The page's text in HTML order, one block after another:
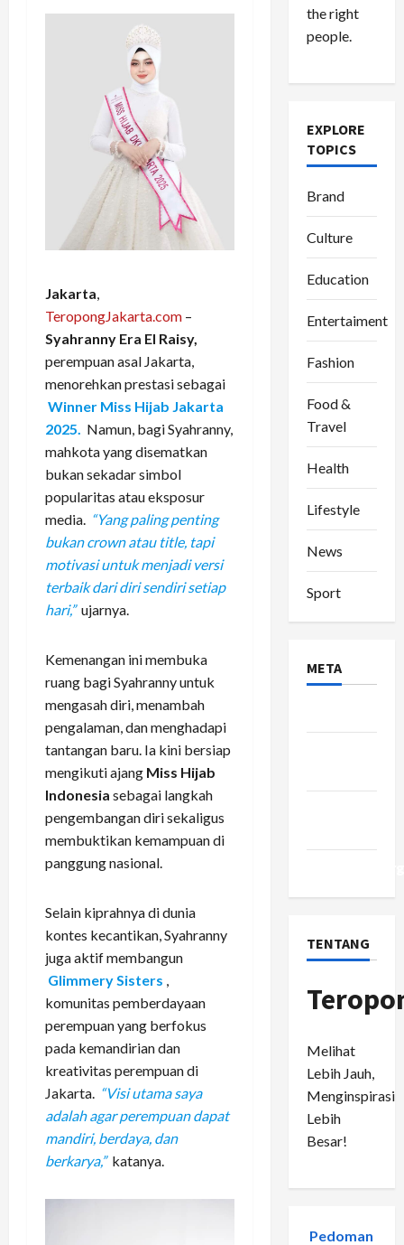
Jakarta,
TeropongJakarta.com –
Syahranny Era El Raisy,
perempuan asal Jakarta,
menorehkan prestasi sebagai
Winner Miss Hijab Jakarta
2025. Namun, bagi Syahranny,
mahkota yang disematkan
bukan sekadar simbol
popularitas atau eksposur
media. “Yang paling penting
bukan crown atau title, tapi
motivasi untuk menjadi versi
terbaik dari diri sendiri setiap
hari,” ujarnya.
Kemenangan ini membuka
ruang bagi Syahranny untuk
mengasah diri, menambah
pengalaman, dan menghadapi
tantangan baru. Ia kini bersiap
mengikuti ajang Miss Hijab
Indonesia sebagai langkah
pengembangan diri sekaligus
membuktikan kemampuan di
panggung nasional.
Selain kiprahnya di dunia
kontes kecantikan, Syahranny
juga aktif membangun
Glimmery Sisters ,
komunitas pemberdayaan
perempuan yang berfokus
pada kemandirian dan
kreativitas perempuan di
Jakarta. “Visi utama saya
adalah agar perempuan dapat
mandiri, berdaya, dan
berkarya,” katanya.
the right
people.
EXPLORE
TOPICS
Brand
Culture
Education
Entertaiment
Fashion
Food &
Travel
Health
Lifestyle
News
Sport
META
TENTANG
Melihat
Lebih Jauh,
Menginspirasi
Lebih
Besar!
Pedoman